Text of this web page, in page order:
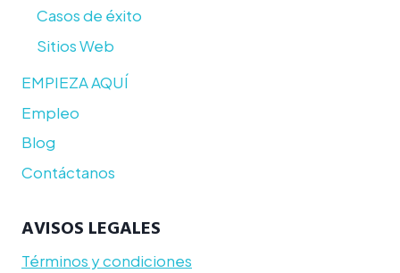
Casos de éxito
Sitios Web
EMPIEZA AQUÍ
Empleo
Blog
Contáctanos
AVISOS LEGALES
Términos y condiciones